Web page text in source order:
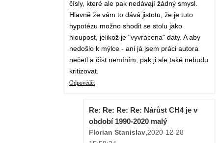
čísly, které ale pak nedávají žádný smysl.
Hlavně že vám to dává jistotu, že je tuto
hypotézu možno shodit se stolu jako
hloupost, jelikož je "vyvrácena" daty. A aby
nedošlo k mýlce - ani já jsem práci autora
nečetl a číst nemíním, pak ji ale také nebudu
kritizovat.
Odpovědět
Re: Re: Re: Re: Nárůst CH4 je v
období 1990-2020 malý
Florian Stanislav 2020-12-28